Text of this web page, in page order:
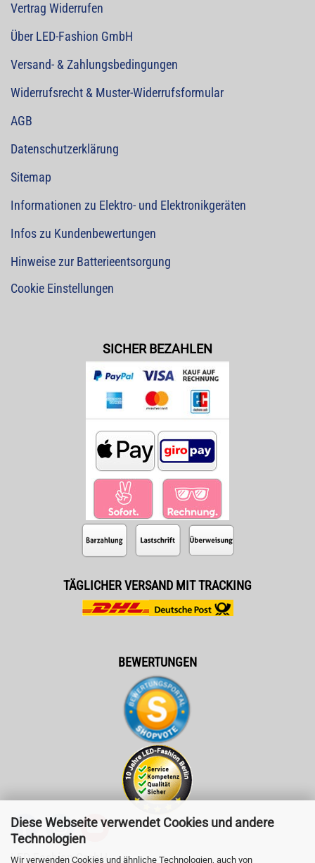
Diese Webseite verwendet Cookies und andere
Technologien
Wir verwenden Cookies und ähnliche Technologien, auch von
Vertrag Widerrufen
Über LED-Fashion GmbH
Versand- & Zahlungsbedingungen
Widerrufsrecht & Muster-Widerrufsformular
AGB
Datenschutzerklärung
Sitemap
Informationen zu Elektro- und Elektronikgeräten
Infos zu Kundenbewertungen
Hinweise zur Batterieentsorgung
Cookie Einstellungen
SICHER BEZAHLEN
TÄGLICHER VERSAND MIT TRACKING
BEWERTUNGEN
LED-Fashion GmbH